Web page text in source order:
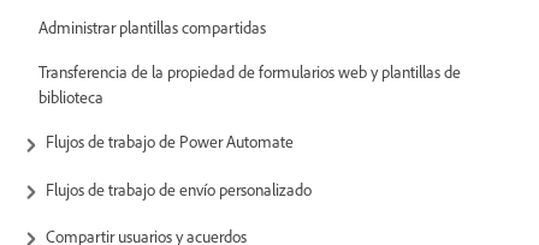
Administrar plantillas compartidas
Transferencia de la propiedad de formularios web y plantillas de
biblioteca
Flujos de trabajo de Power Automate
Flujos de trabajo de envío personalizado
Compartir usuarios y acuerdos